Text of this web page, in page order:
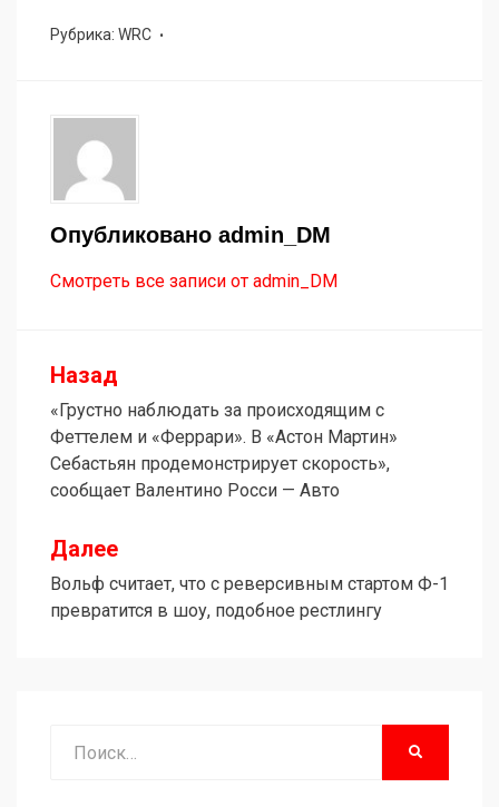
Рубрика: WRC
Опубликовано admin_DM
Смотреть все записи от admin_DM
Навигация
по
записям
Назад
«Грустно наблюдать за происходящим с
Феттелем и «Феррари». В «Астон Мартин»
Себастьян продемонстрирует скорость»,
сообщает Валентино Росси — Авто
Далее
Вольф считает, что с реверсивным стартом Ф-1
превратится в шоу, подобное рестлингу